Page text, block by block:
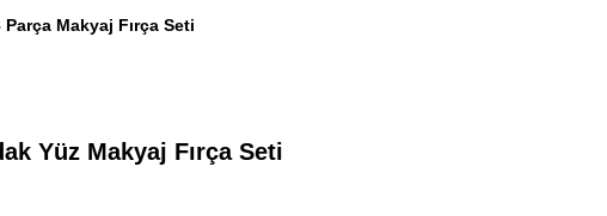
Makyaj Fırça Seti
Yüz Makyaj Fırça Seti